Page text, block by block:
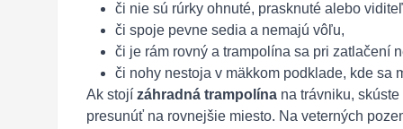
či nie sú rúrky ohnuté, prasknuté alebo
či spoje pevne sedia a nemajú vôľu,
či je rám rovný a trampolína sa pri zatlačení
či nohy nestoja v mäkkom podklade, kde sa
Ak stojí záhradná trampolína na trávniku,
presunúť na rovnejšie miesto. Na veterných